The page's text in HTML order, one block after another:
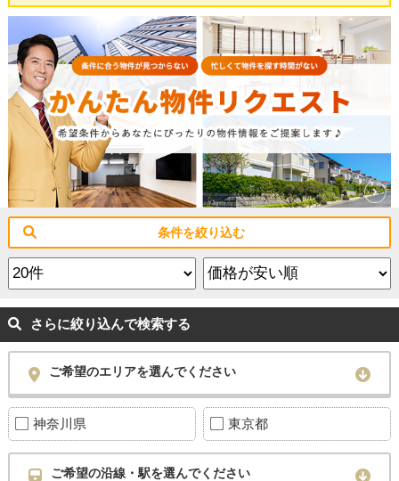
条件を絞り込む
さらに絞り込んで検索する
ご希望のエリアを選んでください
神奈川県 東京都
ご希望の沿線・駅を選んでください